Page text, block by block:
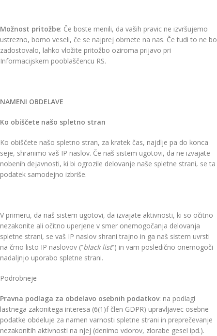
Možnost pritožbe: Če boste menili, da vaših pravic ne izvršujemo
ustrezno, bomo veseli, če se najprej obrnete na nas. Če tudi to ne bo
zadostovalo, lahko vložite pritožbo oziroma prijavo pri
Informacijskem pooblaščencu RS.
NAMENI OBDELAVE
Ko obiščete našo spletno stran
Ko obiščete našo spletno stran, za kratek čas, najdlje pa do konca
seje, shranimo vaš IP naslov. Če naš sistem ugotovi, da ne izvajate
nobenih dejavnosti, ki bi ogrozile delovanje naše spletne strani, se ta
podatek samodejno izbriše.
V primeru, da naš sistem ugotovi, da izvajate aktivnosti, ki so očitno
nezakonite ali očitno uperjene v smer onemogočanja delovanja
spletne strani, se vaš IP naslov shrani trajno in ga naš sistem uvrsti
na črno listo IP naslovov (“black list“) in vam posledično onemogoči
nadaljnjo uporabo spletne strani.
Podrobneje
Pravna podlaga za obdelavo osebnih podatkov: na podlagi
lastnega zakonitega interesa (6(1)f člen GDPR) upravljavec osebne
podatke obdeluje za namen varnosti spletne strani in preprečevanje
nezakonitih aktivnosti na njej (denimo vdorov, zlorabe gesel ipd.).